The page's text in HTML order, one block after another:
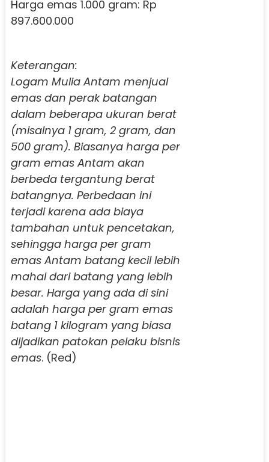
Harga emas 1.000 gram: Rp
897.600.000
Keterangan:
Logam Mulia Antam menjual
emas dan perak batangan
dalam beberapa ukuran berat
(misalnya 1 gram, 2 gram, dan
500 gram). Biasanya harga per
gram emas Antam akan
berbeda tergantung berat
batangnya. Perbedaan ini
terjadi karena ada biaya
tambahan untuk pencetakan,
sehingga harga per gram
emas Antam batang kecil lebih
mahal dari batang yang lebih
besar. Harga yang ada di sini
adalah harga per gram emas
batang 1 kilogram yang biasa
dijadikan patokan pelaku bisnis
emas. (Red)